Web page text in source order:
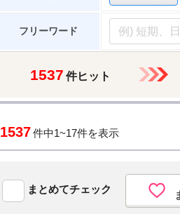
フリーワード
1537 件ヒット
1537件中1~17件を表示
まとめてチェック